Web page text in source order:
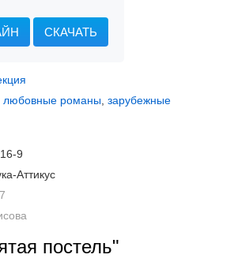
СКАЧАТЬ
любовные романы зарубежные
9
Аттикус
постель"